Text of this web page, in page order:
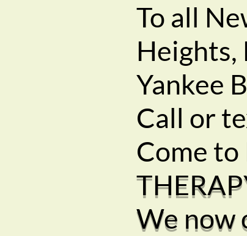
To all
Heights,
Yankee
Call or
Come
We now